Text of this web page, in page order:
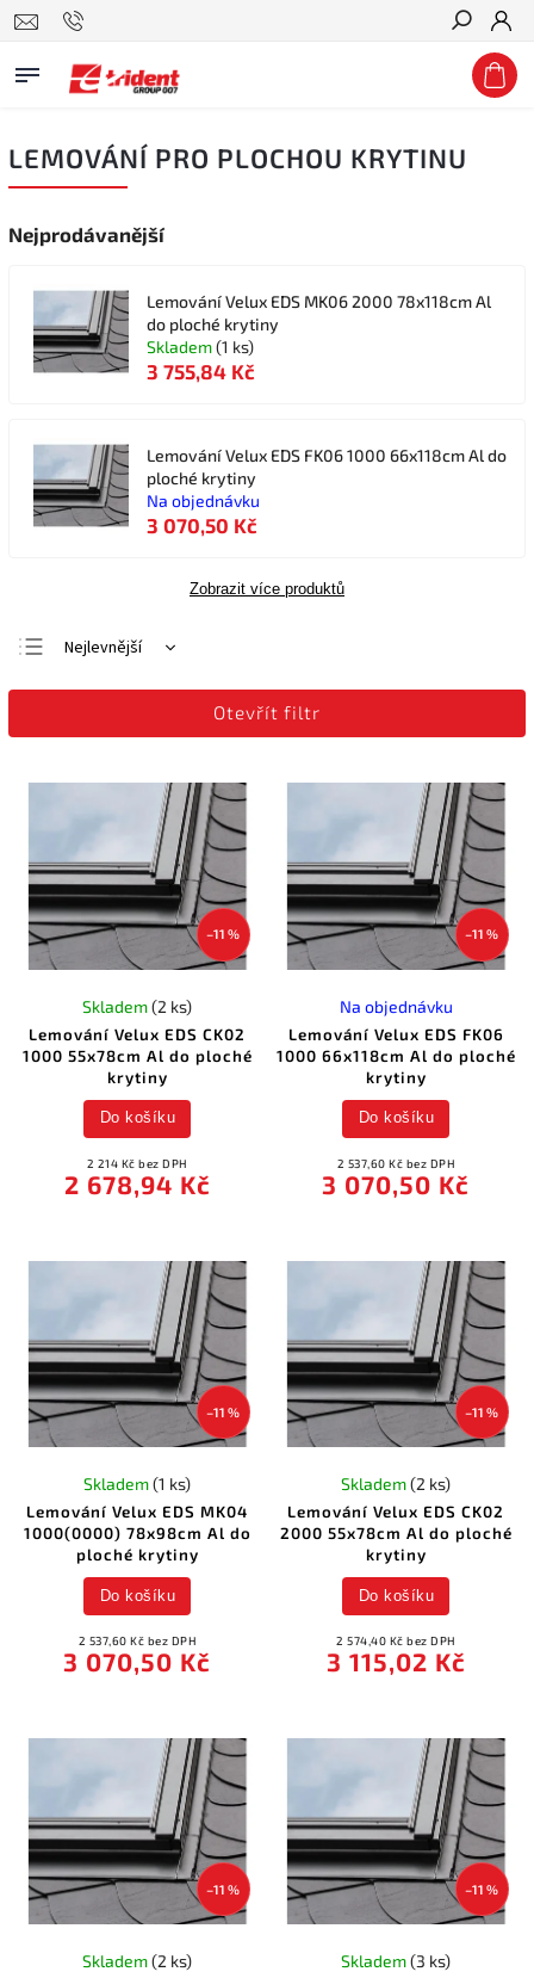
Hledat
LEMOVÁNÍ PRO PLOCHOU KRYTINU
Nejprodávanější
Lemování Velux EDS MK06 2000 78x118cm Al
do ploché krytiny
Skladem(1 ks)
3 755,84 Kč
Lemování Velux EDS FK06 1000 66x118cm Al do
ploché krytiny
Na objednávku
3 070,50 Kč
Zobrazit více produktů
Nejlevnější
Nejdražší
Otevřít filtr
–11 %
Lemování Velux EDS CK02
1000 55x78cm Al do ploché
krytiny
Skladem(2 ks)
2 214 Kč bez DPH
2 678,94 Kč
Do košíku
–11 %
Lemování Velux EDS FK06
1000 66x118cm Al do ploché
krytiny
Na objednávku
2 537,60 Kč bez DPH
3 070,50 Kč
Do košíku
–11 %
Lemování Velux EDS MK04
1000(0000) 78x98cm Al do
ploché krytiny
Skladem(1 ks)
2 537,60 Kč bez DPH
3 070,50 Kč
Do košíku
–11 %
Lemování Velux EDS CK02
2000 55x78cm Al do ploché
krytiny
Skladem(2 ks)
2 574,40 Kč bez DPH
3 115,02 Kč
Do košíku
–11 %
Skladem(2 ks)
–11 %
Skladem(3 ks)